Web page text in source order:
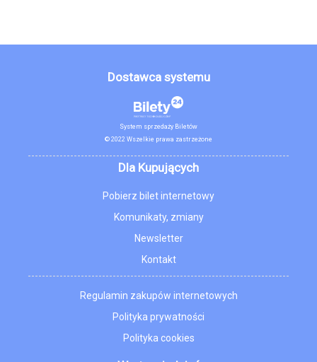
Dostawca systemu
System sprzedaży Biletów
© 2022 Wszelkie prawa zastrzeżone
Dla Kupujących
Pobierz bilet internetowy
Komunikaty, zmiany
Newsletter
Kontakt
Regulamin zakupów internetowych
Polityka prywatności
Polityka cookies